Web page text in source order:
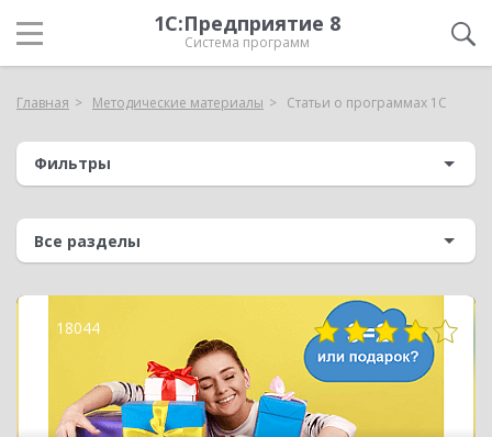
1С:Предприятие 8
Система программ
Главная Методические материалы Статьи о программах 1С
Фильтры
18044